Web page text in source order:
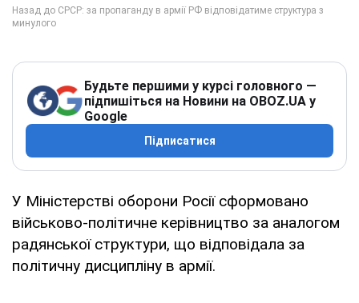
Будьте першими у курсі головного —
підпишіться на Новини на OBOZ.UA у
Google
Підписатися
У Міністерстві оборони Росії сформовано
військово-політичне керівництво за аналогом
радянської структури, що відповідала за
політичну дисципліну в армії.